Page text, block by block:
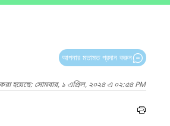
আপনার মতামত প্রদান করুন
করা হয়েছে: সোমবার, ১ এপ্রিল, ২০২৪ এ ০২:৫৪ PM